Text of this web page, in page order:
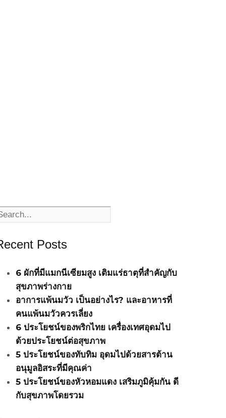
Posts
6 ผักที่มีแมกนีเซียมสูง เติมแร่ธาตุที่สำคัญกับ
สุขภาพร่างกาย
อาการแพ้นมวัว เป็นอย่างไร? และอาหารที่
คนแพ้นมวัวควรเลี่ยง
6 ประโยชน์ของพริกไทย เครื่องเทศอุดมไป
ด้วยประโยชน์ต่อสุขภาพ
5 ประโยชน์ของทับทิม อุดมไปด้วยสารต้าน
อนุมูลอิสระที่มีคุณค่า
5 ประโยชน์ของหัวหอมแดง เสริมภูมิคุ้มกัน ดี
กับสุขภาพโดยรวม